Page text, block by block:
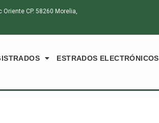
CP. 58260 Morelia,
ESTRADOS ELECTRÓNICOS